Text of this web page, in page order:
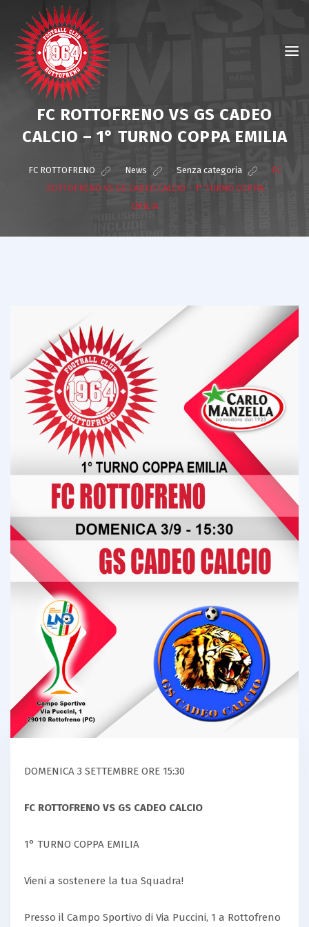
FC ROTTOFRENO VS GS CADEO
CALCIO – 1° TURNO COPPA EMILIA
FC ROTTOFRENO News Senza categoria
FC
ROTTOFRENO VS GS CADEO CALCIO – 1° TURNO COPPA
EMILIA
DOMENICA 3 SETTEMBRE ORE 15:30
FC ROTTOFRENO VS GS CADEO CALCIO
1° TURNO COPPA EMILIA
Vieni a sostenere la tua Squadra!
Presso il Campo Sportivo di Via Puccini, 1 a Rottofreno